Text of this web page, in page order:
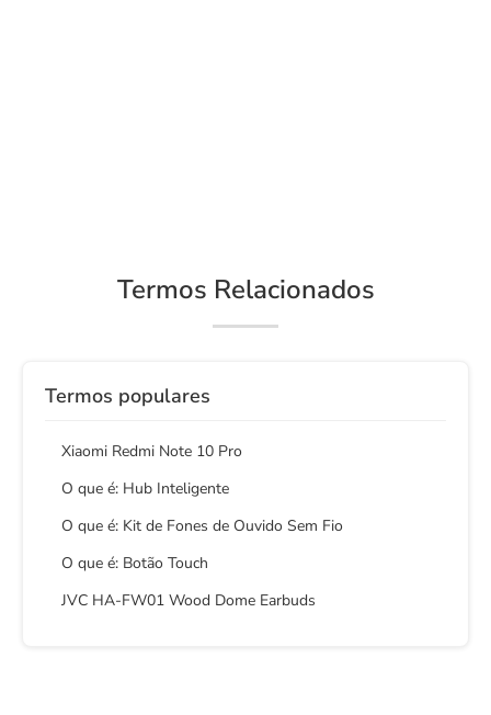
Termos Relacionados
Termos populares
Xiaomi Redmi Note 10 Pro
O que é: Hub Inteligente
O que é: Kit de Fones de Ouvido Sem Fio
O que é: Botão Touch
JVC HA-FW01 Wood Dome Earbuds